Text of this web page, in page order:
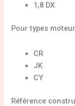
1,8 DX
Pour types
CR
JK
CY
Référence